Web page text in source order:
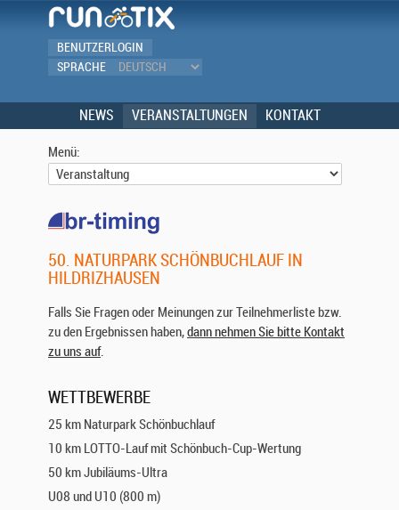
BENUTZERLOGIN
SPRACHE
NEWS VERANSTALTUNGEN KONTAKT
Menü:
50. NATURPARK SCHÖNBUCHLAUF IN
HILDRIZHAUSEN
Falls Sie Fragen oder Meinungen zur Teilnehmerliste bzw.
zu den Ergebnissen haben,dann nehmen Sie bitte Kontakt
zu uns auf.
WETTBEWERBE
25 km Naturpark Schönbuchlauf
10 km LOTTO-Lauf mit Schönbuch-Cup-Wertung
50 km Jubiläums-Ultra
U08 und U10 (800 m)